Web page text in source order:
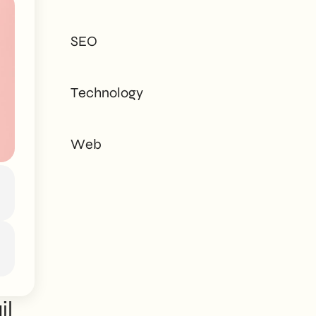
need - corporate or
private.
SEO
Technology
Web